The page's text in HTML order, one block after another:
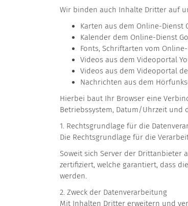
Wir binden auch Inhalte Dritter auf
Karten aus dem Online-Dienst
Kalender dem Online-Dienst
Fonts, Schriftarten vom
Videos aus dem Videoportal
Videos aus dem Videoportal
Nachrichten aus dem
Hierbei baut Ihr Browser eine
Betriebssystem, Datum/Uhrzeit und
1. Rechtsgrundlage für die
Die Rechtsgrundlage für die
Soweit sich Server der Drittanbieter
zertifiziert, welche garantiert, dass
werden.
2. Zweck der Datenverarbeitung
Mit Inhalten Dritter erweitern und